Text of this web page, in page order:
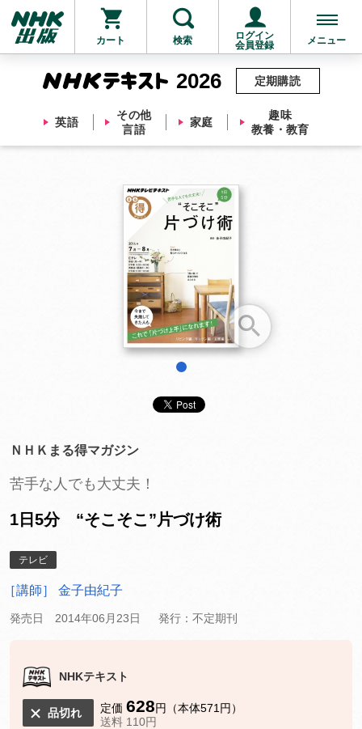
カート 検索
ログイン
会員登録
メニュー
2026
英語
その他
言語
家庭
趣味
教養・教育
定期購読
他にも商品を買う
ＮＨＫまる得マガジン
苦手な人でも大丈夫！
1日5分 “そこそこ”片づけ術
テレビ
［講師］ 金子由紀子
発売日 2014年06月23日 発行：不定期刊
NHKテキスト
品切れ 定価 628円（本体571円）
送料 110円